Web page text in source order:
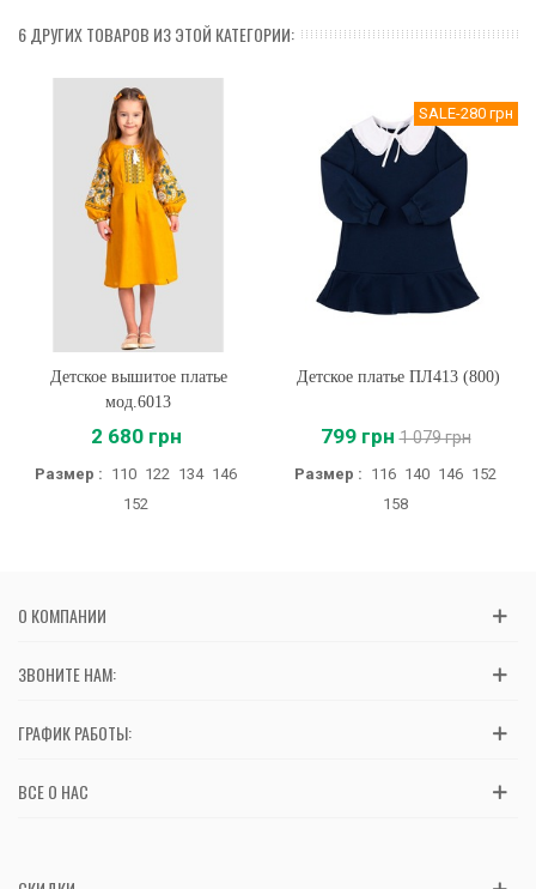
6 ДРУГИХ ТОВАРОВ ИЗ ЭТОЙ КАТЕГОРИИ:
Детское вышитое платье
мод.6013
2 680 грн
Размер : 110 122 134 146
152
SALE-280 грн
Детское платье ПЛ413 (800)
799 грн 1 079 грн
Размер : 116 140 146 152
158
О КОМПАНИИ
ЗВОНИТЕ НАМ:
ГРАФИК РАБОТЫ:
ВСЕ О НАС